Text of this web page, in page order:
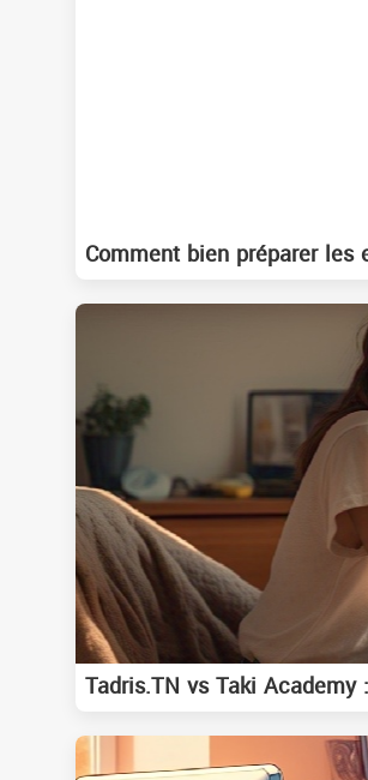
Comment bien préparer les
Tadris.TN vs Taki